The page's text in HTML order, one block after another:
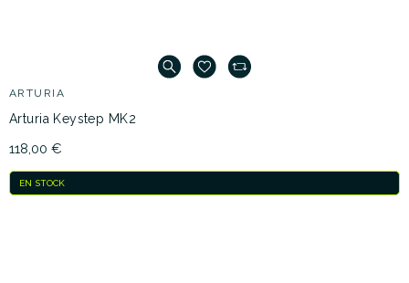
ARTURIA
Arturia Keystep MK2
118,00 €
EN STOCK